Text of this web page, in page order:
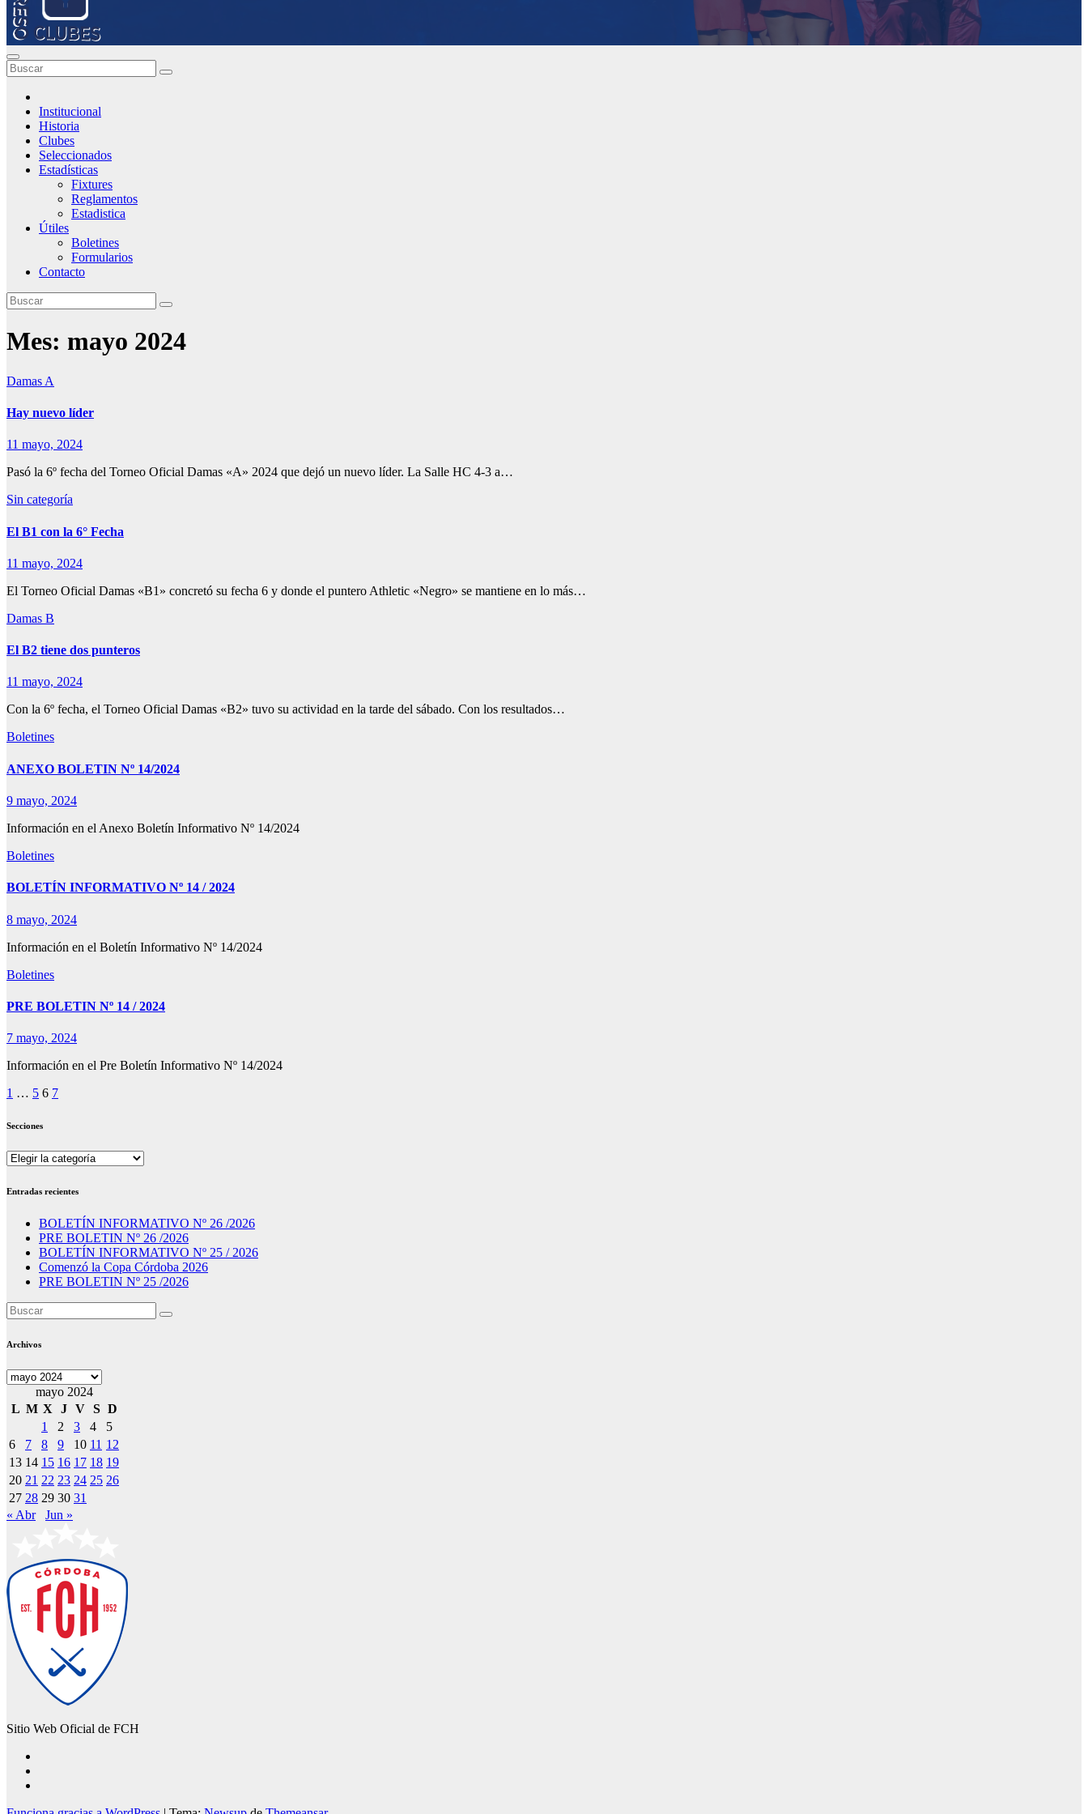
Institucional
Historia
Clubes
Seleccionados
Estadísticas
Fixtures
Reglamentos
Estadistica
Útiles
Boletines
Formularios
Contacto
Mes: mayo 2024
Damas A
Hay nuevo líder
11 mayo, 2024
Pasó la 6º fecha del Torneo Oficial Damas «A» 2024 que dejó un nuevo líder. La Salle HC 4-3 a…
Sin categoría
El B1 con la 6° Fecha
11 mayo, 2024
El Torneo Oficial Damas «B1» concretó su fecha 6 y donde el puntero Athletic «Negro» se mantiene en lo más…
Damas B
El B2 tiene dos punteros
11 mayo, 2024
Con la 6º fecha, el Torneo Oficial Damas «B2» tuvo su actividad en la tarde del sábado. Con los resultados…
Boletines
ANEXO BOLETIN Nº 14/2024
9 mayo, 2024
Información en el Anexo Boletín Informativo Nº 14/2024
Boletines
BOLETÍN INFORMATIVO Nº 14 / 2024
8 mayo, 2024
Información en el Boletín Informativo Nº 14/2024
Boletines
PRE BOLETIN Nº 14 / 2024
7 mayo, 2024
Información en el Pre Boletín Informativo Nº 14/2024
Paginación
de
1 … 5 6 7
Secciones
Secciones
Entradas recientes
BOLETÍN INFORMATIVO Nº 26 /2026
PRE BOLETIN Nº 26 /2026
BOLETÍN INFORMATIVO Nº 25 / 2026
Comenzó la Copa Córdoba 2026
PRE BOLETIN Nº 25 /2026
Archivos
Archivos
mayo 2024
L M X J V S D
1
2 3 4
5
6
7 8 9 10 11 12
13 14 15 16 17 18 19
20 21 22 23 24 25 26
27 28 29 30 31
« Abr
Jun »
Sitio Web Oficial de FCH